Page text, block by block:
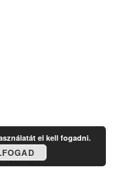
reserved.
el kell fogadni.